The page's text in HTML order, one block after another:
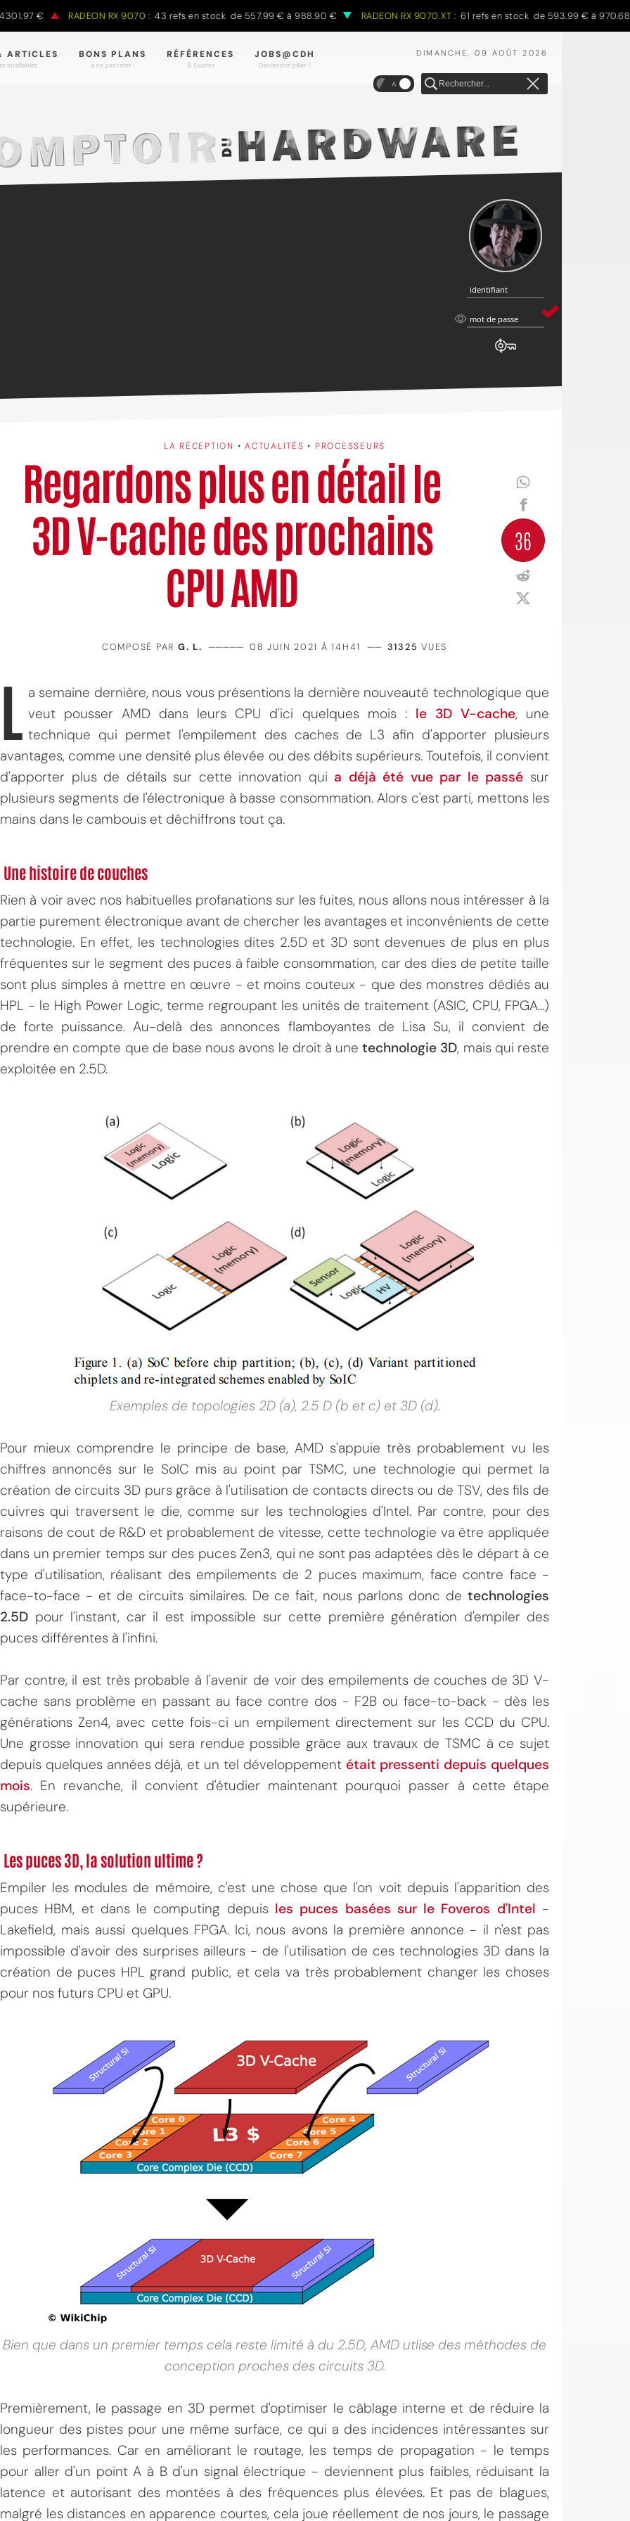
€ RADEON RX 9070 : 43 refs en stock de 557.99 € à 988.90 € RADEON RX 9070 XT : 61 refs en stock de 593.99 € à 970.68 €
DIMANCHE, 09 AOÛT 2026
ARTICLES
incollables.
BONS PLANS
à ne pas rater !
RÉFÉRENCES
& Guides
JOBS@CDH
Deviendre pilier ?
A
identifiant
identifiant
mot
mot de passe
LA RÉCEPTION •ACTUALITÉS • PROCESSEURS
Regardons plus en détail le
3D V-cache des prochains
CPU AMD
36
COMPOSÉ PAR G. L. ————— 08 JUIN 2021 À 14H41 —— 31325 VUES
L
a semaine dernière, nous vous présentions la dernière nouveauté technologique que
veut pousser AMD dans leurs CPU d'ici quelques mois : le 3D V-cache, une
technique qui permet l'empilement des caches de L3 afin d'apporter plusieurs
avantages, comme une densité plus élevée ou des débits supérieurs. Toutefois, il convient
d'apporter plus de détails sur cette innovation qui a déjà été vue par le passé sur
plusieurs segments de l'électronique à basse consommation. Alors c'est parti, mettons les
mains dans le cambouis et déchiffrons tout ça.
Une histoire de couches
Rien à voir avec nos habituelles profanations sur les fuites, nous allons nous intéresser à la
partie purement électronique avant de chercher les avantages et inconvénients de cette
technologie. En effet, les technologies dites 2.5D et 3D sont devenues de plus en plus
fréquentes sur le segment des puces à faible consommation, car des dies de petite taille
sont plus simples à mettre en œuvre - et moins couteux - que des monstres dédiés au
HPL - le High Power Logic, terme regroupant les unités de traitement (ASIC, CPU, FPGA...)
de forte puissance. Au-delà des annonces flamboyantes de Lisa Su, il convient de
prendre en compte que de base nous avons le droit à unetechnologie 3D, mais qui reste
exploitée en 2.5D.
Exemples de topologies 2D (a), 2.5 D (b et c) et 3D (d).
Pour mieux comprendre le principe de base, AMD s'appuie très probablement vu les
chiffres annoncés sur le SoIC mis au point par TSMC, une technologie qui permet la
création de circuits 3D purs grâce à l'utilisation de contacts directs ou de TSV, des fils de
cuivres qui traversent le die, comme sur les technologies d'Intel. Par contre, pour des
raisons de cout de R&D et probablement de vitesse, cette technologie va être appliquée
dans un premier temps sur des puces Zen3, qui ne sont pas adaptées dès le départ à ce
type d'utilisation, réalisant des empilements de 2 puces maximum, face contre face -
face-to-face - et de circuits similaires. De ce fait, nous parlons donc de technologies
2.5D pour l'instant, car il est impossible sur cette première génération d'empiler des
puces différentes à l'infini.
Par contre, il est très probable à l'avenir de voir des empilements de couches de 3D V-
cache sans problème en passant au face contre dos - F2B ou face-to-back - dès les
générations Zen4, avec cette fois-ci un empilement directement sur les CCD du CPU.
Une grosse innovation qui sera rendue possible grâce aux travaux de TSMC à ce sujet
depuis quelques années déjà, et un tel développement était pressenti depuis quelques
mois. En revanche, il convient d'étudier maintenant pourquoi passer à cette étape
supérieure.
Les puces 3D, la solution ultime ?
Empiler les modules de mémoire, c'est une chose que l'on voit depuis l'apparition des
puces HBM, et dans le computing depuis les puces basées sur le Foveros d'Intel -
Lakefield, mais aussi quelques FPGA. Ici, nous avons la première annonce - il n'est pas
impossible d'avoir des surprises ailleurs - de l'utilisation de ces technologies 3D dans la
création de puces HPL grand public, et cela va très probablement changer les choses
pour nos futurs CPU et GPU.
Bien que dans un premier temps cela reste limité à du 2.5D, AMD utlise des méthodes de
conception proches des circuits 3D.
Premièrement, le passage en 3D permet d'optimiser le câblage interne et de réduire la
longueur des pistes pour une même surface, ce qui a des incidences intéressantes sur
les performances. Car en améliorant le routage, les temps de propagation - le temps
pour aller d'un point A à B d'un signal électrique - deviennent plus faibles, réduisant la
latence et autorisant des montées à des fréquences plus élevées. Et pas de blagues,
malgré les distances en apparence courtes, cela joue réellement de nos jours, le passage